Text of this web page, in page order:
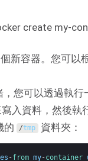
新容器。您可以
您可以透過執
入資料，然後執
的 /tmp 資料夾：
-from my-container